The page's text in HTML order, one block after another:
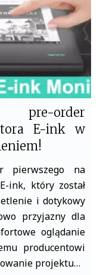
k
pre-order
E-ink w
pierwszego na
ink, który został
i dotykowy
przyjazny dla
oglądanie
producentowi
projektu…